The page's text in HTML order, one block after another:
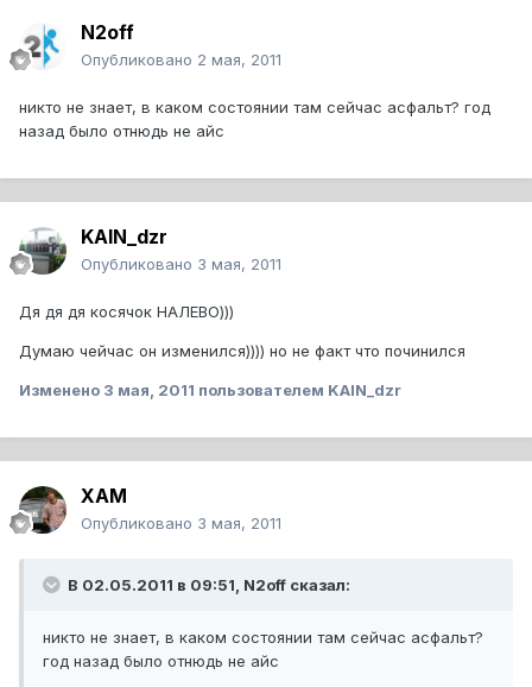
N2off
Опубликовано 2 мая, 2011
никто не знает, в каком состоянии там сейчас асфальт? год
назад было отнюдь не айс
KAIN_dzr
Опубликовано 3 мая, 2011
Дя дя дя косячок НАЛЕВО)))
Думаю чейчас он изменился)))) но не факт что починился
Изменено 3 мая, 2011 пользователем KAIN_dzr
XAM
Опубликовано 3 мая, 2011
В 02.05.2011 в 09:51, N2off сказал:
никто не знает, в каком состоянии там сейчас асфальт?
год назад было отнюдь не айс